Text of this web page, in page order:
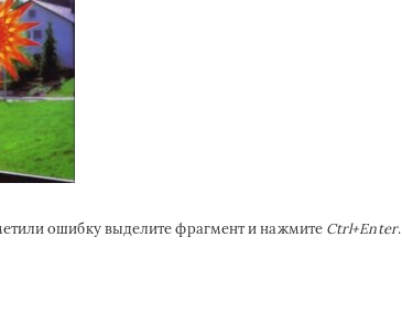
ошибку выделите фрагмент и нажмите Ctrl+Enter.